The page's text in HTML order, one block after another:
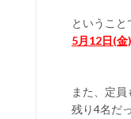
ということ
5月12日(金
また、定員
残り4名だ